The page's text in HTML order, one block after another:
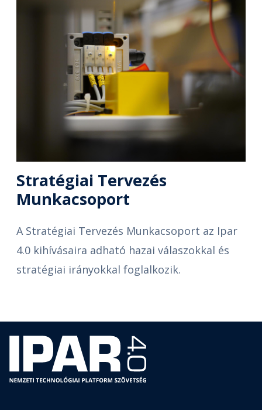
Stratégiai Tervezés
Munkacsoport
A Stratégiai Tervezés Munkacsoport az Ipar
4.0 kihívásaira adható hazai válaszokkal és
stratégiai irányokkal foglalkozik.